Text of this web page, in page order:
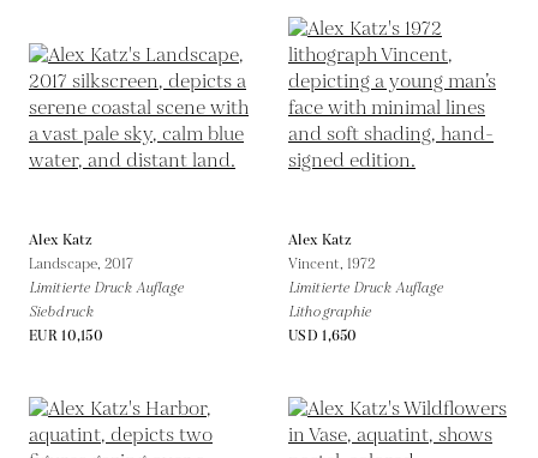
Alex Katz
Landscape,2017
Limitierte Druck Auflage
Siebdruck
EUR 10,150
Alex Katz
Vincent, 1972
Limitierte Druck Auflage
Lithographie
USD 1,650